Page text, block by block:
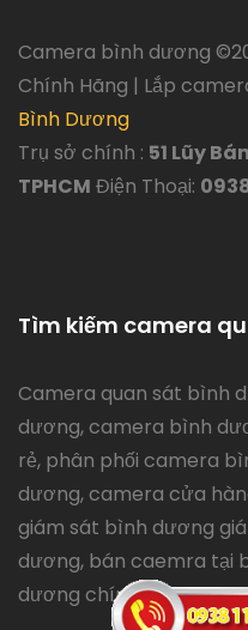
Camera bình dương ©
Chính Hãng | Lắp
Bình Dương
Trụ sở chính : 51 Lũy
TPHCM Điện Thoại:
Tìm kiếm camera
Camera quan sát bình
dương, camera bình
rẻ, phân phối camera
dương, camera cửa
giám sát bình dương
dương, bán caemra tại
dương chính hãng